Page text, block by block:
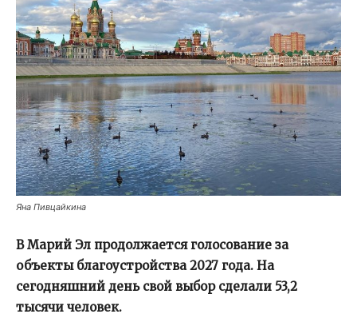
Яна Пивцайкина
В Марий Эл продолжается голосование за
объекты благоустройства 2027 года. На
сегодняшний день свой выбор сделали 53,2
тысячи человек.